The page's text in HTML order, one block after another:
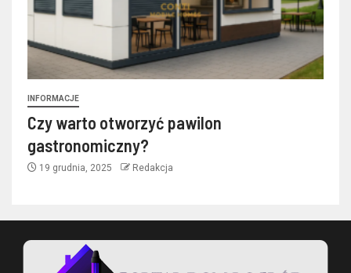
INFORMACJE
Czy warto otworzyć pawilon
gastronomiczny?
19 grudnia, 2025 Redakcja